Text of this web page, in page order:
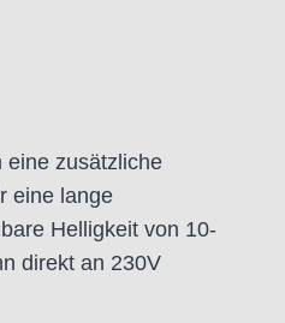
eine zusätzliche
eine lange
Helligkeit von 10-
direkt an 230V